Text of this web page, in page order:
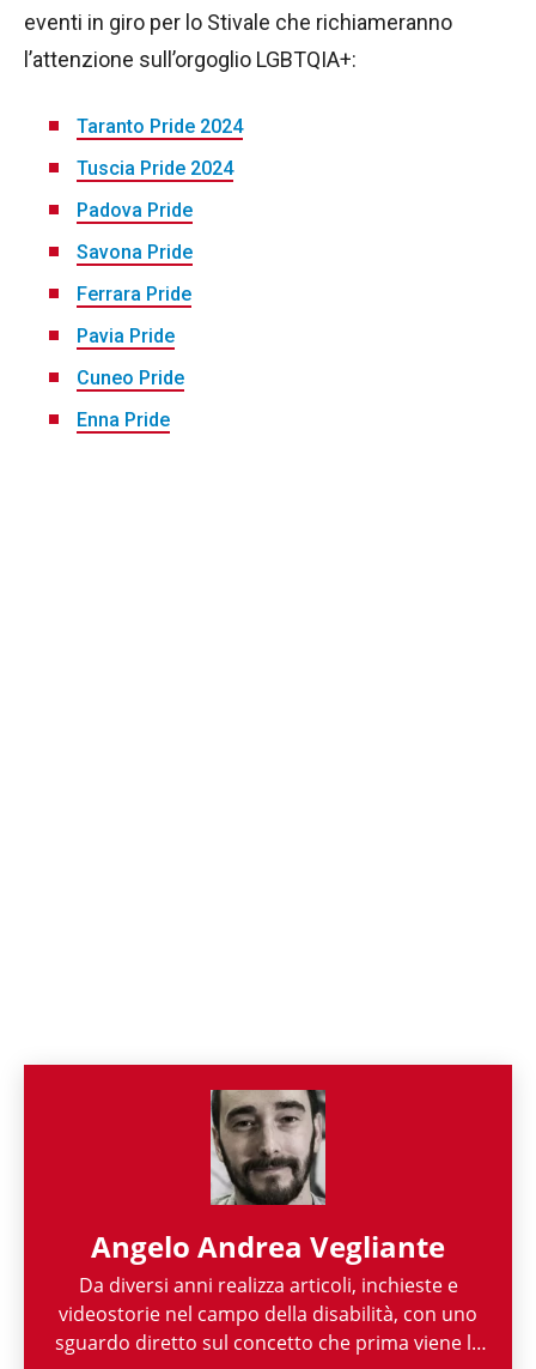
eventi in giro per lo Stivale che richiameranno
l’attenzione sull’orgoglio LGBTQIA+:
Taranto Pride 2024
Tuscia Pride 2024
Padova Pride
Savona Pride
Ferrara Pride
Pavia Pride
Cuneo Pride
Enna Pride
Angelo Andrea Vegliante
Da diversi anni realizza articoli, inchieste e
videostorie nel campo della disabilità, con uno
sguardo diretto sul concetto che prima viene la